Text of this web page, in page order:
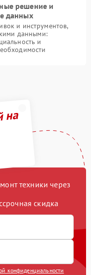
решение и
данных
и инструментов,
данными:
и
на
техники через
скидка
конфиденциальности